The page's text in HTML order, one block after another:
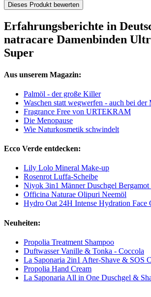
Dieses Produkt bewerten
Erfahrungsberichte in
natracare Damenbinden
Super
Aus unserem Magazin:
Palmöl - der große Killer
Waschen statt wegwerfen - auch bei der
Fragrance Free von URTEKRAM
Die Menopause
Wie Naturkosmetik schwindelt
Ecco Verde entdecken:
Lily Lolo Mineral Make-up
Rosenrot Luffa-Scheibe
Niyok 3in1 Männer Duschgel Bergamot
Officina Naturae Olipuri Neemöl
Hydro Oat 24H Intense Hydration Face
Neuheiten:
Propolia Treatment Shampoo
Duftwasser Vanille & Tonka - Coccola
La Saponaria 2in1 After-Shave & SOS
Propolia Hand Cream
La Saponaria All in One Duschgel &